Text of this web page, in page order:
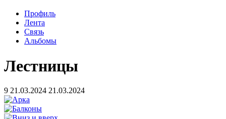
Профиль
Лента
Связь
Альбомы
Лестницы
9 21.03.2024 21.03.2024